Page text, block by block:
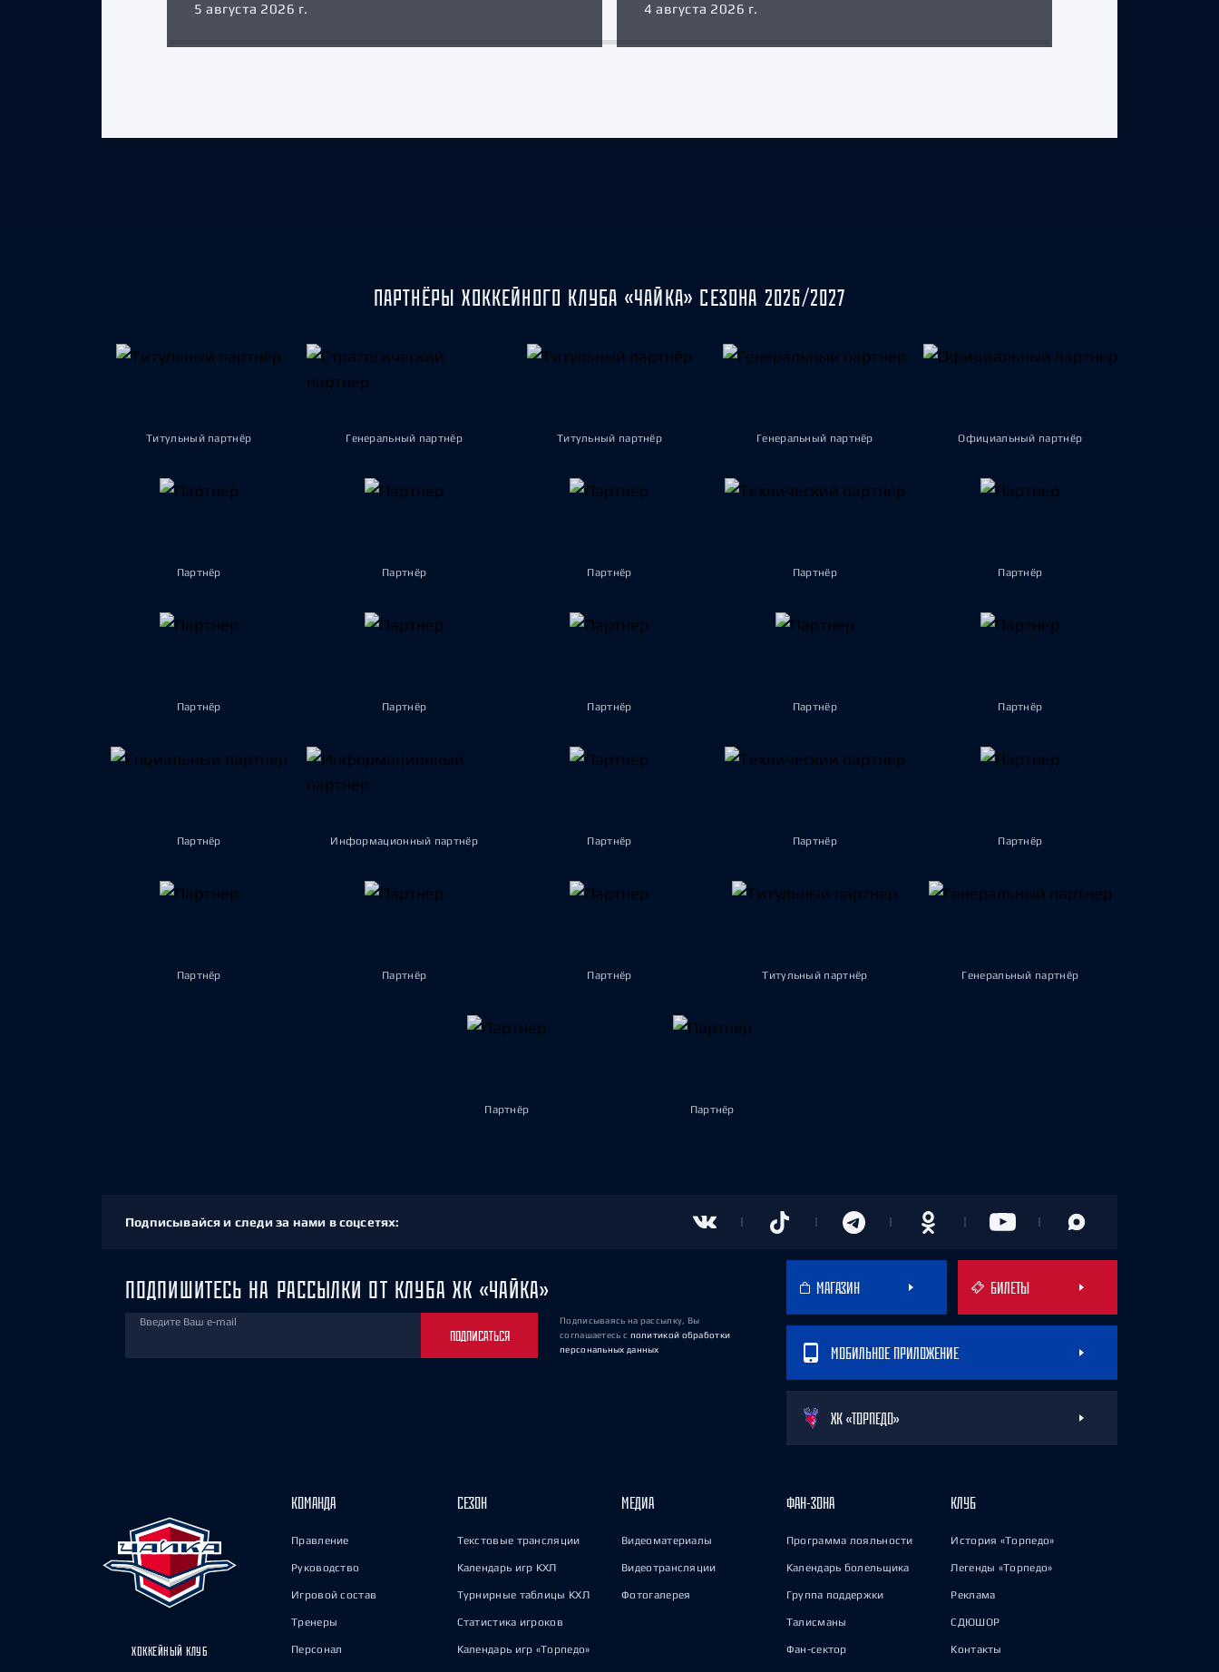
5 августа 2026 г. 4 августа 2026 г.
ПАРТНЁРЫ ХОККЕЙНОГО КЛУБА «ЧАЙКА» СЕЗОНА 2026/2027
Титульный партнёр Генеральный партнёр Титульный партнёр Генеральный партнёр Официальный партнёр
Партнёр Партнёр Партнёр Партнёр Партнёр
Партнёр Партнёр Партнёр Партнёр Партнёр
Партнёр Информационный партнёр Партнёр Партнёр Партнёр
Партнёр Партнёр Партнёр Титульный партнёр Генеральный партнёр
Партнёр Партнёр
Подписывайся и следи за нами в соцсетях:
ПОДПИШИТЕСЬ НА РАССЫЛКИ ОТ КЛУБА ХК «ЧАЙКА»
Введите Ваш e-mail
ПОДПИСАТЬСЯ
Подписываясь на рассылку, Вы
соглашаетесь с политикой обработки
персональных данных
МАГАЗИН БИЛЕТЫ
МОБИЛЬНОЕ ПРИЛОЖЕНИЕ
ХК «ТОРПЕДО»
ХОККЕЙНЫЙ КЛУБ
КОМАНДА
Правление
Руководство
Игровой состав
Тренеры
Персонал
СЕЗОН
Текстовые трансляции
Календарь игр КХЛ
Турнирные таблицы КХЛ
Статистика игроков
Календарь игр «Торпедо»
МЕДИА
Видеоматериалы
Видеотрансляции
Фотогалерея
ФАН-ЗОНА
Программа лояльности
Календарь болельщика
Группа поддержки
Талисманы
Фан-сектор
КЛУБ
История «Торпедо»
Легенды «Торпедо»
Реклама
СДЮШОР
Контакты